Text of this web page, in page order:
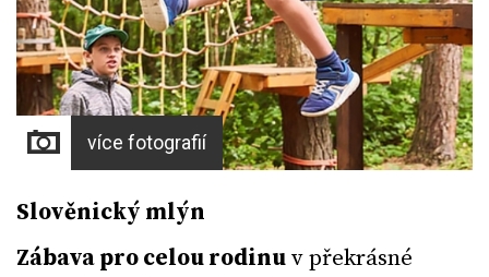
více fotografií
Slověnický mlýn
Zábava pro celou rodinuv překrásné